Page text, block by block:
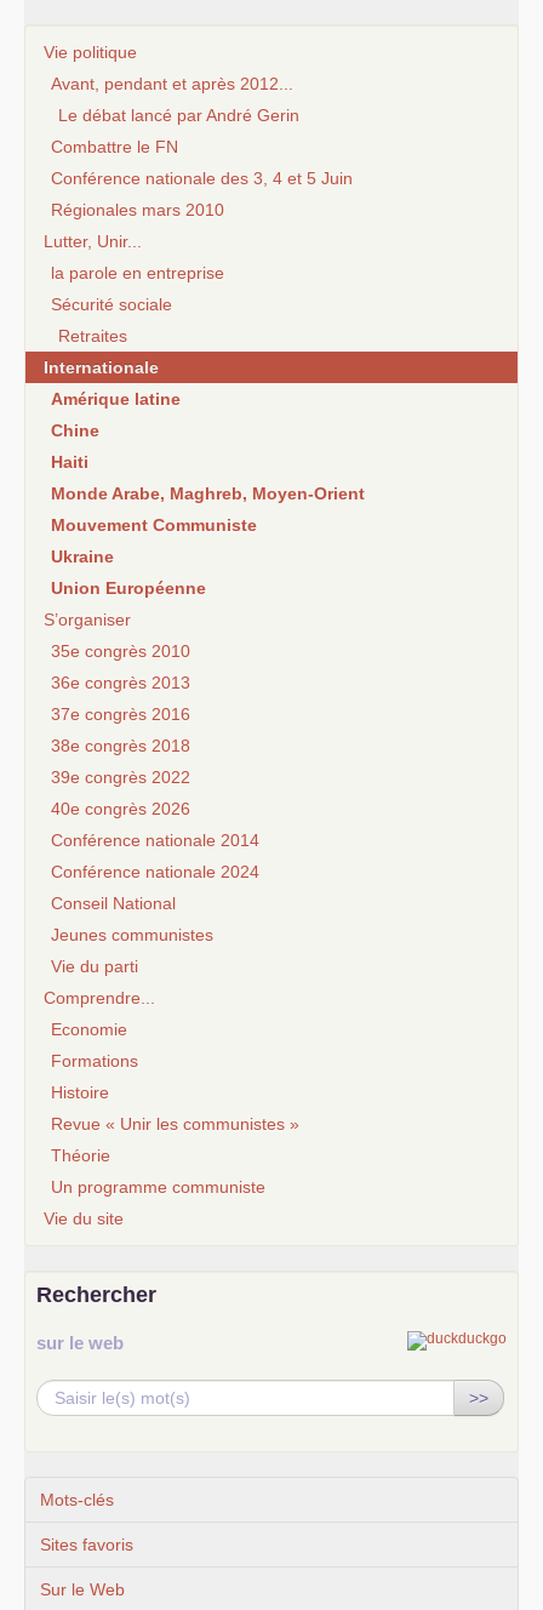
Vie politique
Avant, pendant et après 2012...
Le débat lancé par André Gerin
Combattre le FN
Conférence nationale des 3, 4 et 5 Juin
Régionales mars 2010
Lutter, Unir...
la parole en entreprise
Sécurité sociale
Retraites
Internationale
Amérique latine
Chine
Haiti
Monde Arabe, Maghreb, Moyen-Orient
Mouvement Communiste
Ukraine
Union Européenne
S’organiser
35e congrès 2010
36e congrès 2013
37e congrès 2016
38e congrès 2018
39e congrès 2022
40e congrès 2026
Conférence nationale 2014
Conférence nationale 2024
Conseil National
Jeunes communistes
Vie du parti
Comprendre...
Economie
Formations
Histoire
Revue « Unir les communistes »
Théorie
Un programme communiste
Vie du site
Rechercher
sur le web
>>
Mots-clés
Sites favoris
Sur le Web